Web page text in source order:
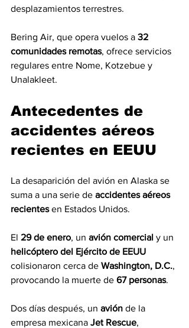
desplazamientos terrestres.
Bering Air, que opera vuelos a 32
comunidades remotas, ofrece servicios
regulares entre Nome, Kotzebue y
Unalakleet.
Antecedentes de
accidentes aéreos
recientes en EEUU
La desaparición del avión en Alaska se
suma a una serie de accidentes aéreos
recientes en Estados Unidos.
El 29 de enero, un avión comercial y un
helicóptero del Ejército de EEUU
colisionaron cerca de Washington, D.C.,
provocando la muerte de 67 personas.
Dos días después, un avión de la
empresa mexicana Jet Rescue,